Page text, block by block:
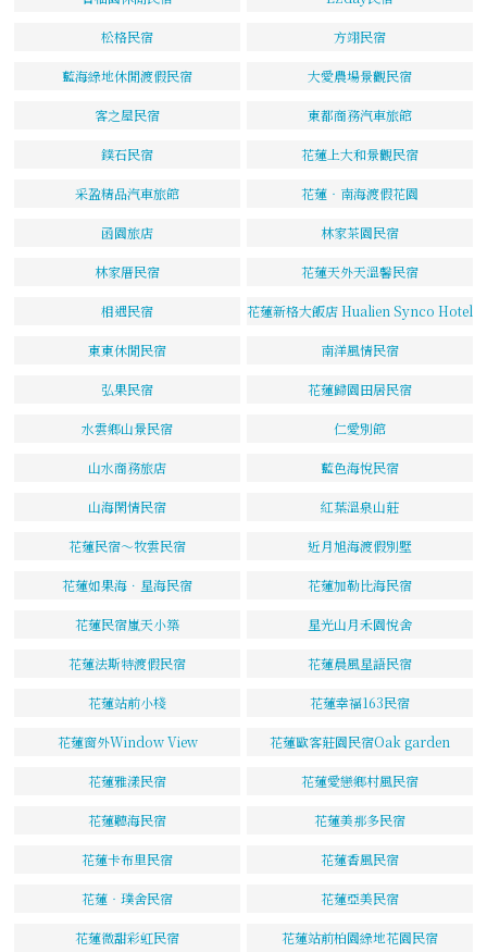
松格民宿 方翊民宿
藍海綠地休閒渡假民宿 大愛農場景觀民宿
客之屋民宿 東都商務汽車旅館
鏷石民宿 花蓮上大和景觀民宿
采盈精品汽車旅館 花蓮‧南海渡假花園
函園旅店 林家茶園民宿
林家厝民宿 花蓮天外天溫馨民宿
相遇民宿 花蓮新格大飯店 Hualien Synco Hotel
東東休閒民宿 南洋風情民宿
弘果民宿 花蓮歸園田居民宿
水雲鄉山景民宿 仁愛別館
山水商務旅店 藍色海悅民宿
山海閑情民宿 紅葉溫泉山莊
花蓮民宿～牧雲民宿 近月旭海渡假別墅
花蓮如果海．星海民宿 花蓮加勒比海民宿
花蓮民宿嵐天小築 星光山月禾園悅舍
花蓮法斯特渡假民宿 花蓮晨風星語民宿
花蓮站前小棧 花蓮幸福163民宿
花蓮窗外Window View 花蓮歐客莊園民宿Oak garden
花蓮雅漾民宿 花蓮愛戀鄉村風民宿
花蓮聽海民宿 花蓮美那多民宿
花蓮卡布里民宿 花蓮香風民宿
花蓮‧璞舍民宿 花蓮亞美民宿
花蓮微甜彩虹民宿 花蓮站前柏園綠地花園民宿